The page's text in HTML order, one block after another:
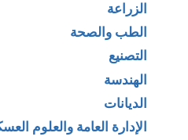
الزراعة
الطب والصحة
التصنيع
الهندسة
الديانات
الإدارة العامة والعلوم